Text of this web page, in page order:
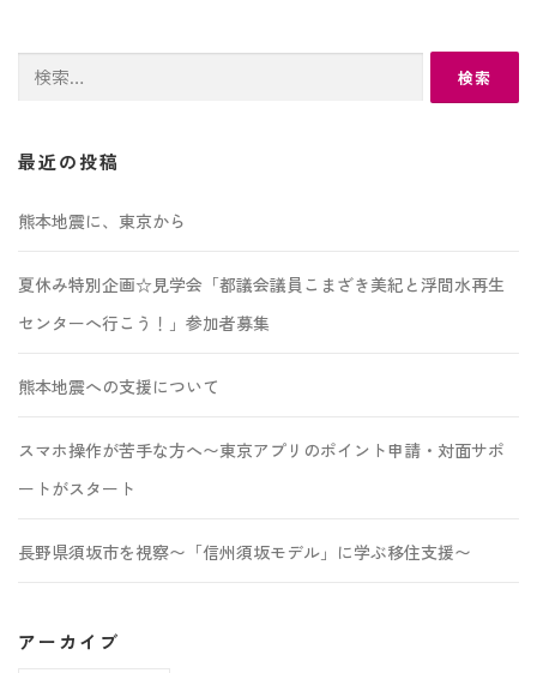
検
最近の投稿
熊本地震に、東京から
夏休み特別企画☆見学会「都議会議員こまざき美紀と浮間水再生
センターへ行こう！」参加者募集
熊本地震への支援について
スマホ操作が苦手な方へ〜東京アプリのポイント申請・対面サポ
ートがスタート
長野県須坂市を視察〜「信州須坂モデル」に学ぶ移住支援〜
アーカイブ